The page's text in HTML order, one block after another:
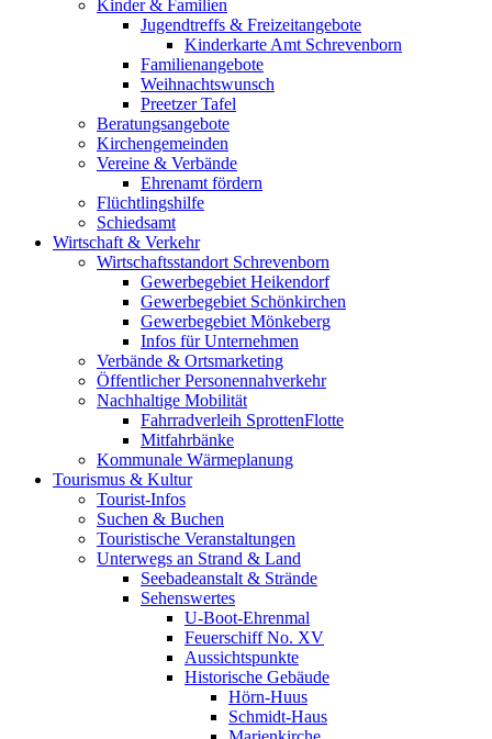
Kinder & Familien
Jugendtreffs & Freizeitangebote
Kinderkarte Amt Schrevenborn
Familienangebote
Weihnachtswunsch
Preetzer Tafel
Beratungsangebote
Kirchengemeinden
Vereine & Verbände
Ehrenamt fördern
Flüchtlingshilfe
Schiedsamt
Wirtschaft & Verkehr
Wirtschaftsstandort Schrevenborn
Gewerbegebiet Heikendorf
Gewerbegebiet Schönkirchen
Gewerbegebiet Mönkeberg
Infos für Unternehmen
Verbände & Ortsmarketing
Öffentlicher Personennahverkehr
Nachhaltige Mobilität
Fahrradverleih SprottenFlotte
Mitfahrbänke
Kommunale Wärmeplanung
Tourismus & Kultur
Tourist-Infos
Suchen & Buchen
Touristische Veranstaltungen
Unterwegs an Strand & Land
Seebadeanstalt & Strände
Sehenswertes
U-Boot-Ehrenmal
Feuerschiff No. XV
Aussichtspunkte
Historische Gebäude
Hörn-Huus
Schmidt-Haus